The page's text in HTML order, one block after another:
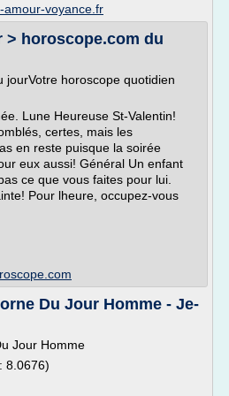
amour-voyance.fr
horoscope.com du
jourVotre horoscope quotidien
Lune Heureuse St-Valentin!
certes, mais les
en reste puisque la soirée
eux aussi! Général Un enfant
ce que vous faites pour lui.
Pour lheure, occupez-vous
Du Jour Homme - Je-
Jour Homme
8.0676)